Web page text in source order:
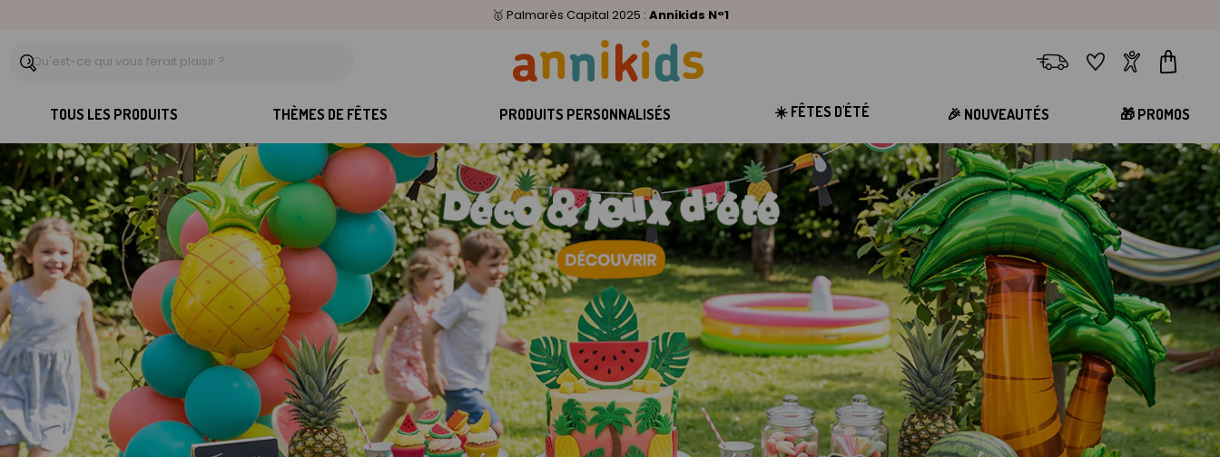
Livraison relais offertedès 59€🚚
🥇 Palmarès Capital 2025 : Annikids N°1
⭐⭐⭐⭐⭐4,6/5(24 000 avis clients)
LivraisonFavorisComptePanier
TOUS LES PRODUITS THÈMES DE FÊTES PRODUITS PERSONNALISÉS ☀️ FÊTES D'ÉTÉ 🎉 NOUVEAUTÉS 🎁 PROMOS